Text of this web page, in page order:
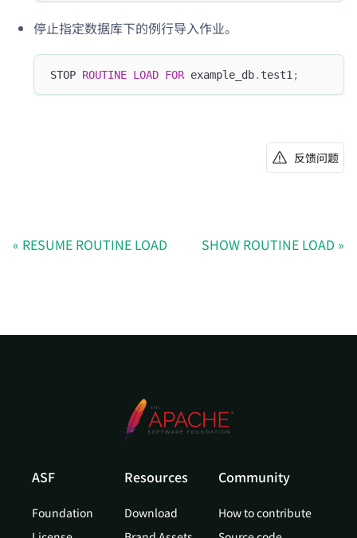
停止指定数据库下的例行导入作业。
STOP ROUTINE LOAD FOR example_db. test1 ;
反馈问题
RESUME ROUTINE LOAD SHOW ROUTINE LOAD
ASF
Foundation
Resources
Download
Community
How to contribute